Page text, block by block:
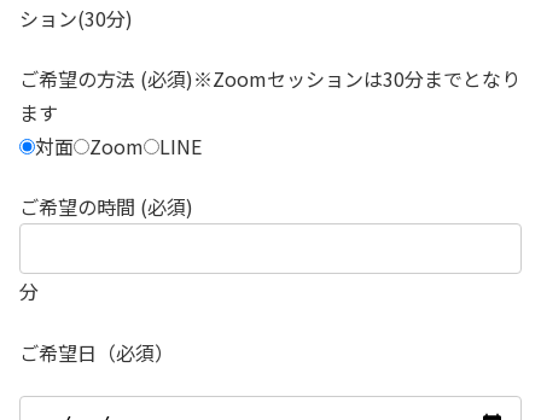
ション(30分)
ご希望の方法 (必須)※Zoomセッションは30分までとなり
ます
対面 Zoom LINE
ご希望の時間 (必須)
分
ご希望日（必須）